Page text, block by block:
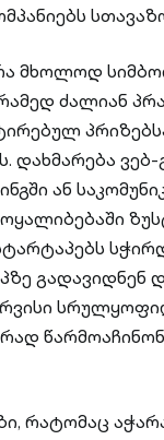
მხოლოდ
ძალიან
დახმარება
ან
გადავიდნენ
რატომაც